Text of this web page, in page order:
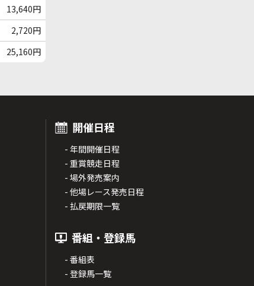
13,640円
2,720円
25,160円
開催日程
- 年間開催日程
- 重賞競走日程
- 場外発売案内
- 他場レース発売日程
- 払戻期限一覧
番組・登録馬
- 番組表
- 登録馬一覧